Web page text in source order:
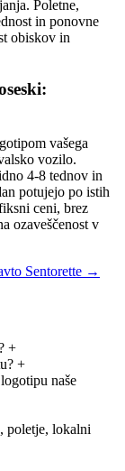
Poletne,
in ponovne
obiskov in
vašega
vozilo.
4-8 tednov in
potujejo po istih
ceni, brez
ozaveščenost v
Sentorette →
+
+
naše
poletje, lokalni